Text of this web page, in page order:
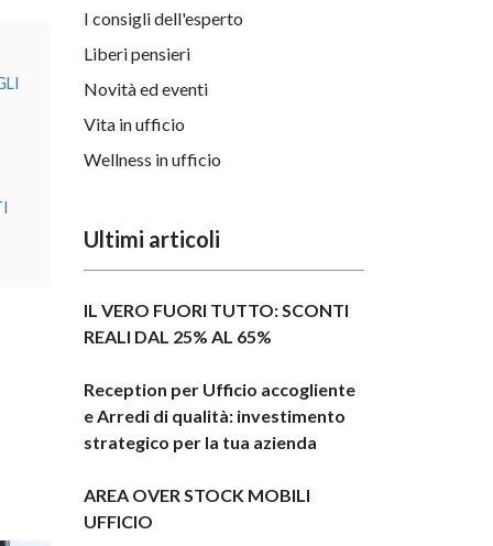
I consigli dell'esperto
Liberi pensieri
Novità ed eventi
Vita in ufficio
Wellness in ufficio
Ultimi articoli
IL VERO FUORI TUTTO: SCONTI
REALI DAL 25% AL 65%
Reception per Ufficio accogliente
e Arredi di qualità: investimento
strategico per la tua azienda
AREA OVER STOCK MOBILI
UFFICIO